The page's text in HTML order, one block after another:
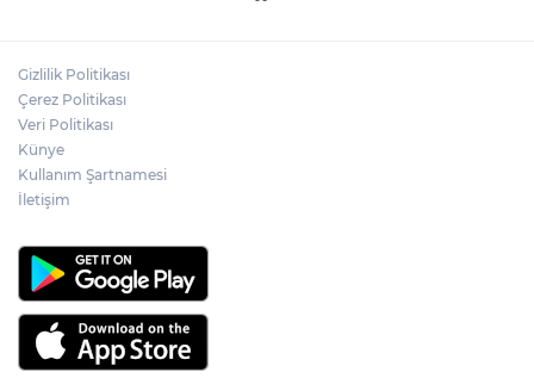
Gizlilik Politikası
Çerez Politikası
Veri Politikası
Künye
Kullanım Şartnamesi
İletişim